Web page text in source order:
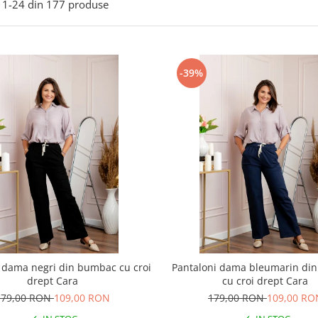
1-24 din 177 produse
negri din bumbac cu croi
drept Cara
RON109,00 RON
-39%
Pantaloni dama bleumarin
cu croi drept Cara
179,00 RON109,00